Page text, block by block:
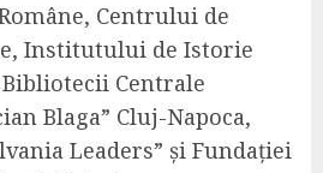
Centrului de
Institutului de Istorie
Centrale
Blaga” Cluj-Napoca,
Leaders” și Fundației